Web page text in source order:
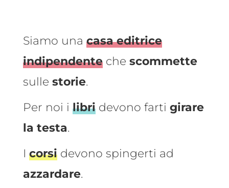
Siamo una casa editrice
indipendenteche scommette
sulle storie.
Per noi i libridevono farti girare
la testa.
I corsidevono spingerti ad
azzardare.